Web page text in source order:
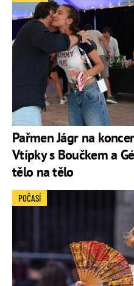
Pařmen Jágr na
Vtípky s Boučkem a
tělo na tělo
POČASÍ